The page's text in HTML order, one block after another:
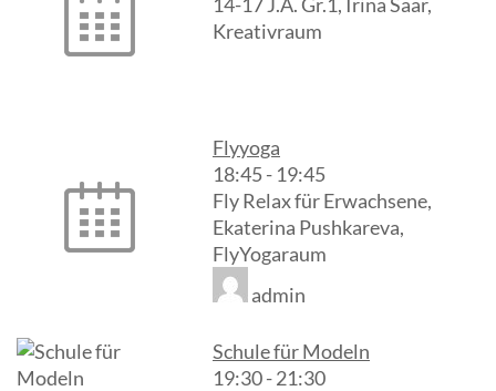
Kreativraum
Flyyoga
18:45- 19:45
Fly Relax für Erwachsene,
Ekaterina Pushkareva,
FlyYogaraum
admin
Schule für Modeln
19:30-21:30